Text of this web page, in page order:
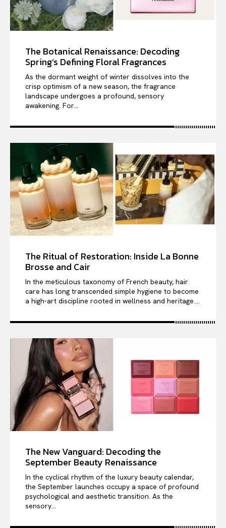
The Botanical Renaissance: Decoding
Spring’s Defining Floral Fragrances
As the dormant weight of winter dissolves into the
crisp optimism of a new season, the fragrance
landscape undergoes a profound, sensory
awakening. For...
The Ritual of Restoration: Inside La Bonne
Brosse and Cair
In the meticulous taxonomy of French beauty, hair
care has long transcended simple hygiene to become
a high-art discipline rooted in wellness and heritage....
The New Vanguard: Decoding the
September Beauty Renaissance
In the cyclical rhythm of the luxury beauty calendar,
the September launches occupy a space of profound
psychological and aesthetic transition. As the
sensory...